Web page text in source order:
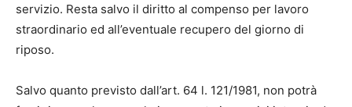
servizio. Resta salvo il diritto al compenso per lavoro
straordinario ed all’eventuale recupero del giorno di
riposo.
Salvo quanto previsto dall’art. 64 l. 121/1981, non potrà